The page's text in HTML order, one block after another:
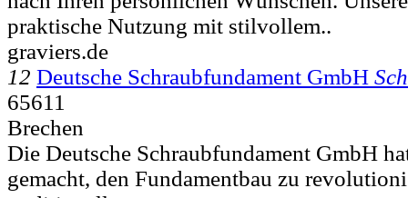
praktische Nutzung mit stilvollem..
graviers.de
12 Deutsche Schraubfundament GmbH
65611
Brechen
Die Deutsche Schraubfundament GmbH
gemacht, den Fundamentbau zu